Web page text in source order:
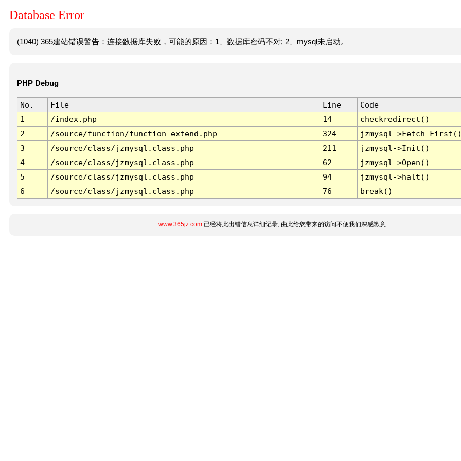
Database Error
(1040) 365建站错误警告：连接数据库失败，可能的原因：1、数据库密码不对; 2、mysql未启动。
PHP Debug
No. File Line
Code
1
/index.php 14
checkredirect()
2
/source/function/function_extend.php 324
jzmysql-
3
/source/class/jzmysql.class.php 211
jzmysql->Init()
4
/source/class/jzmysql.class.php 62
jzmysql->Open()
5
/source/class/jzmysql.class.php 94
jzmysql->halt()
6
/source/class/jzmysql.class.php 76 break()
www.365jz.com已经将此出错信息详细记录, 由此给您带来的访问不便我们深感歉意.